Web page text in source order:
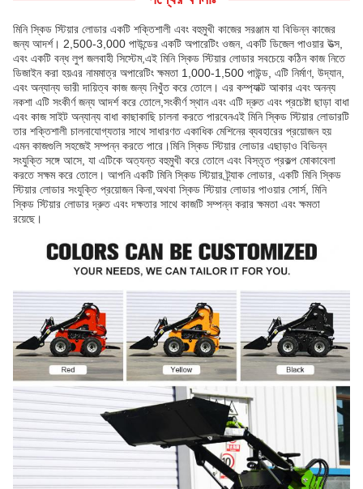
মিনি স্কিড স্টিয়ার লোডার একটি শক্তিশালী এবং বহুমুখী কাজের সরঞ্জাম যা বিভিন্ন কাজের
জন্য আদর্শ। 2,500-3,000 পাউন্ডের একটি অপারেটিং ওজন, একটি ডিজেল পাওয়ার উত্স,
এবং একটি বন্ধ লুপ জলবাহী সিস্টেম,এই মিনি স্কিড স্টিয়ার লোডার সবচেয়ে কঠিন কাজ নিতে
ডিজাইন করা হয়এর নামমাত্র অপারেটিং ক্ষমতা 1,000-1,500 পাউন্ড, এটি নির্মাণ, উদ্যান,
এবং অন্যান্য ভারী দায়িত্ব কাজ জন্য নিখুঁত করে তোলে। এর কম্প্যাক্ট আকার এবং অনন্য
নকশা এটি সংকীর্ণ জন্য আদর্শ করে তোলে,সংকীর্ণ স্থান এবং এটি দ্রুত এবং প্রচেষ্টা ছাড়া বাধা
এবং কাজ সাইট অন্যান্য বাধা কাছাকাছি চালনা করতে পারবেনএই মিনি স্কিড স্টিয়ার লোডারটি
তার শক্তিশালী চালনাযোগ্যতার সাথে সাধারণত একাধিক মেশিনের ব্যবহারের প্রয়োজন হয়
এমন কাজগুলি সহজেই সম্পন্ন করতে পারে।মিনি স্কিড স্টিয়ার লোডার এছাড়াও বিভিন্ন
সংযুক্তি সঙ্গে আসে, যা এটিকে অত্যন্ত বহুমুখী করে তোলে এবং বিস্তৃত প্রকল্প মোকাবেলা
করতে সক্ষম করে তোলে। আপনি একটি মিনি স্কিড স্টিয়ার ট্র্যাক লোডার, একটি মিনি স্কিড
স্টিয়ার লোডার সংযুক্তি প্রয়োজন কিনা,অথবা স্কিড স্টিয়ার লোডার পাওয়ার সোর্স, মিনি
স্কিড স্টিয়ার লোডার দ্রুত এবং দক্ষতার সাথে কাজটি সম্পন্ন করার ক্ষমতা এবং ক্ষমতা
রয়েছে।